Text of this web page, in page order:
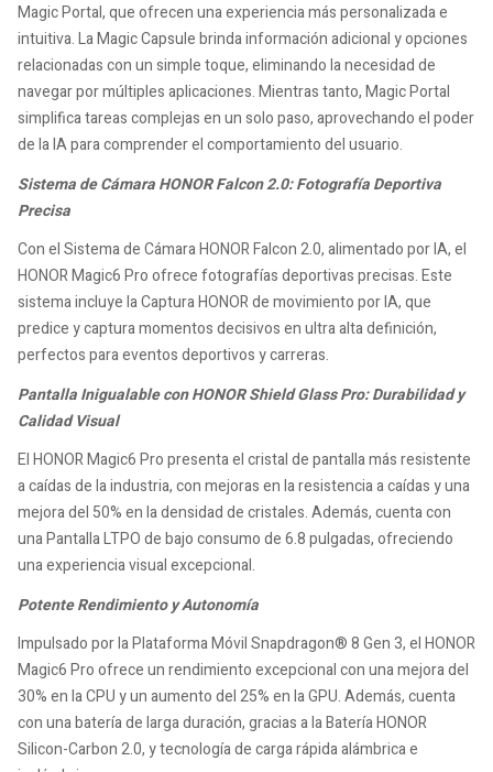
Magic Portal, que ofrecen una experiencia más personalizada e
intuitiva. La Magic Capsule brinda información adicional y opciones
relacionadas con un simple toque, eliminando la necesidad de
navegar por múltiples aplicaciones. Mientras tanto, Magic Portal
simplifica tareas complejas en un solo paso, aprovechando el poder
de la IA para comprender el comportamiento del usuario.
Sistema de Cámara HONOR Falcon 2.0: Fotografía Deportiva
Precisa
Con el Sistema de Cámara HONOR Falcon 2.0, alimentado por IA, el
HONOR Magic6 Pro ofrece fotografías deportivas precisas. Este
sistema incluye la Captura HONOR de movimiento por IA, que
predice y captura momentos decisivos en ultra alta definición,
perfectos para eventos deportivos y carreras.
Pantalla Inigualable con HONOR Shield Glass Pro: Durabilidad y
Calidad Visual
El HONOR Magic6 Pro presenta el cristal de pantalla más resistente
a caídas de la industria, con mejoras en la resistencia a caídas y una
mejora del 50% en la densidad de cristales. Además, cuenta con
una Pantalla LTPO de bajo consumo de 6.8 pulgadas, ofreciendo
una experiencia visual excepcional.
Potente Rendimiento y Autonomía
Impulsado por la Plataforma Móvil Snapdragon® 8 Gen 3, el HONOR
Magic6 Pro ofrece un rendimiento excepcional con una mejora del
30% en la CPU y un aumento del 25% en la GPU. Además, cuenta
con una batería de larga duración, gracias a la Batería HONOR
Silicon-Carbon 2.0, y tecnología de carga rápida alámbrica e